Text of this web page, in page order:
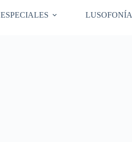
ESPECIALES